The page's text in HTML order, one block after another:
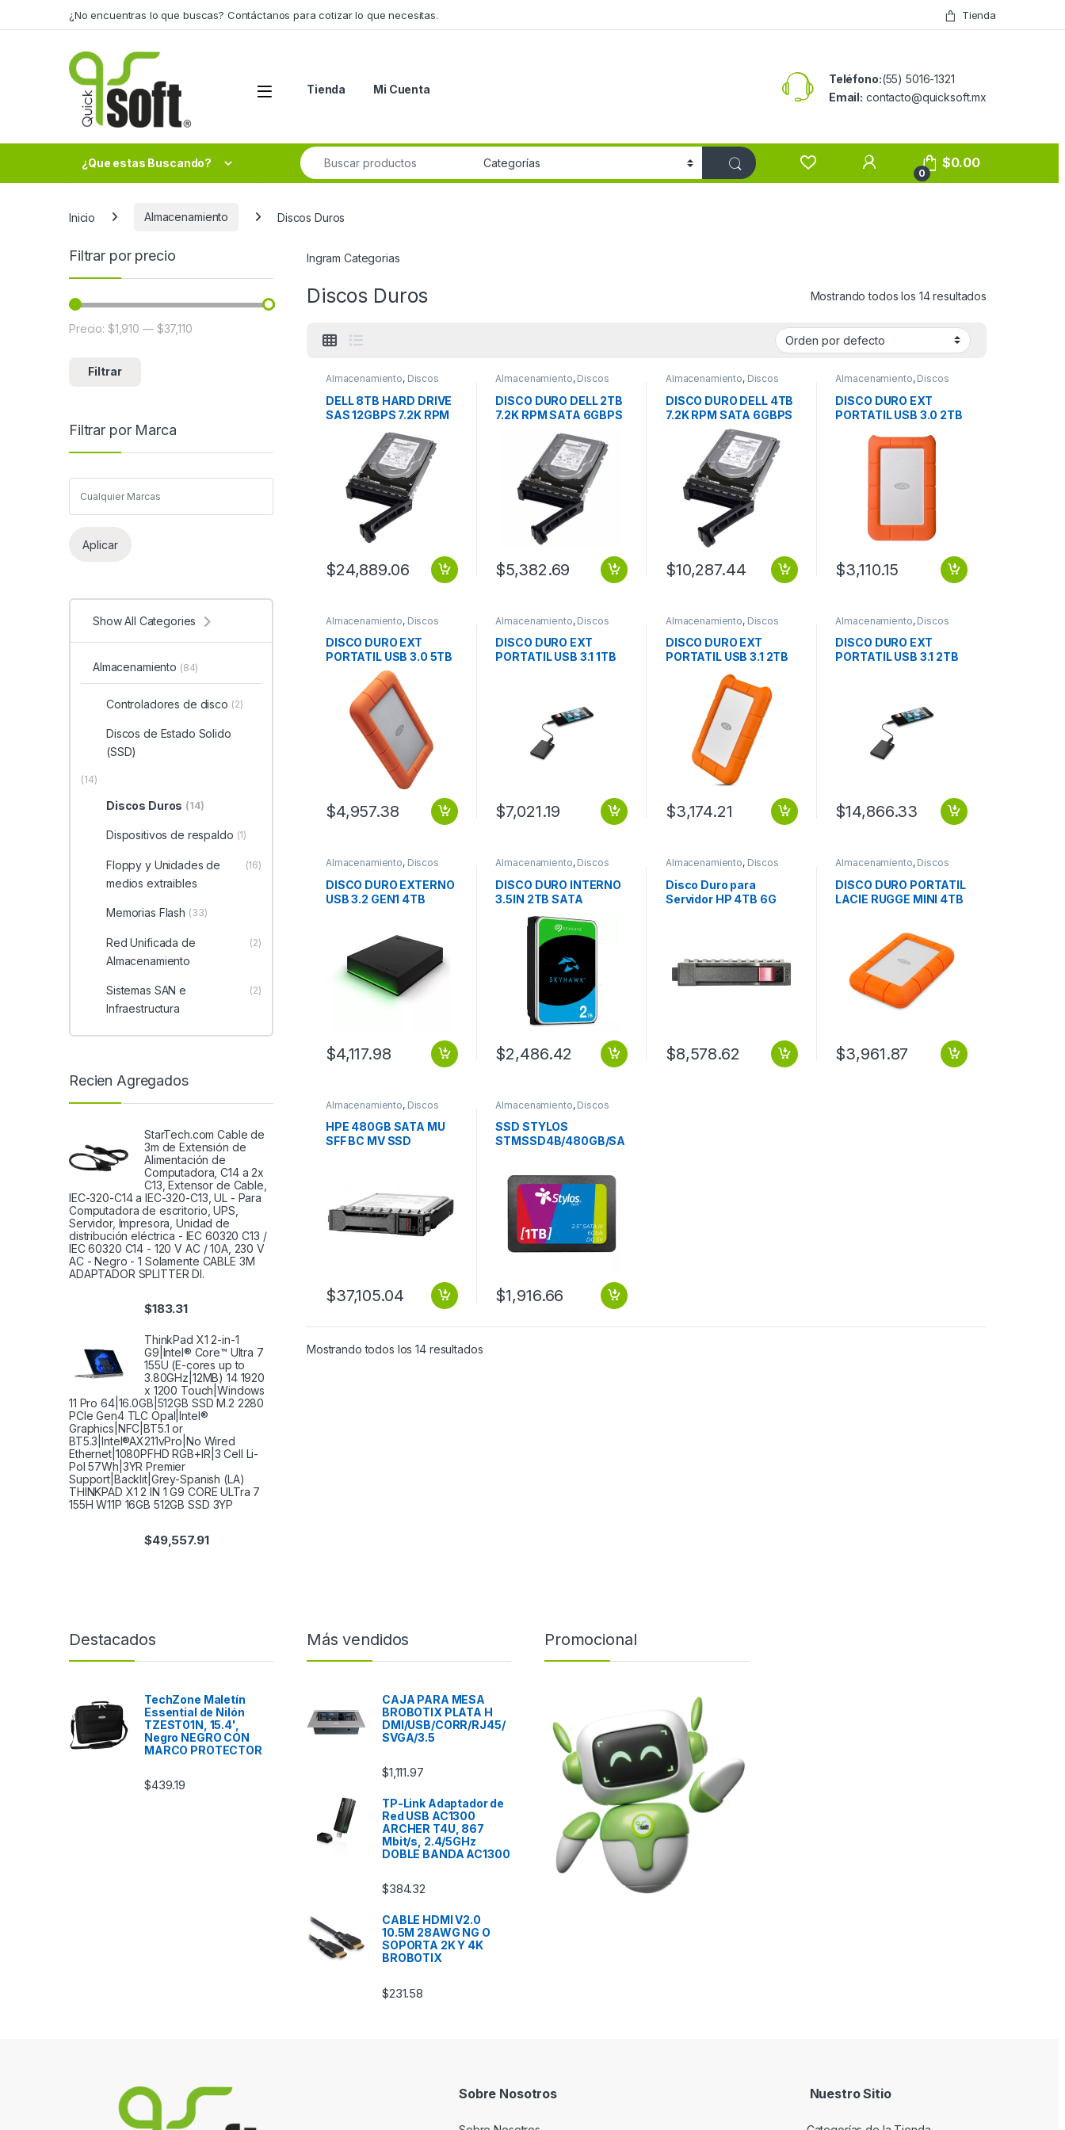
¿No encuentras lo que buscas? Contáctanos para cotizar lo que necesitas. Tienda
Tienda Mi Cuenta
Teléfono:(55) 5016-1321
Email: contacto@quicksoft.mx
¿Que estas Buscando?
Search for:
0
$0.00
Inicio Almacenamiento Discos Duros
Ingram Categorias
Discos Duros Mostrando todos los 14 resultados
Almacenamiento, Discos
DELL 8TB HARD DRIVE
SAS 12GBPS 7.2K RPM
512E 3.5IN HOT PLUG
$24,889.06
Almacenamiento, Discos
DISCO DURO DELL 2TB
7.2K RPM SATA 6GBPS
PARA R2 Disco Duro
Dell – 3.5″ Interno – 2TB
– SATA (SATA/600) –
7200rpm
$5,382.69
Almacenamiento, Discos
DISCO DURO DELL 4TB
7.2K RPM SATA 6GBPS
DE 3.5IN HOTPLUG
PARA R2 Disco Duro
Dell – 3.5″ Interno – 4TB
– SATA (SATA/600) –
Servidor Dispositivo
compatible – 7200rpm
$10,287.44
Almacenamiento, Discos
DISCO DURO EXT
PORTATIL USB 3.0 2TB
$3,110.15
Almacenamiento, Discos
DISCO DURO EXT
PORTATIL USB 3.0 5TB
WIN/MAC 2YR RUGGED
$4,957.38
Almacenamiento, Discos
DISCO DURO EXT
PORTATIL USB 3.1 1TB
$7,021.19
Almacenamiento, Discos
DISCO DURO EXT
PORTATIL USB 3.1 2TB
USB-C 2YR RUGGED
$3,174.21
Almacenamiento, Discos
DISCO DURO EXT
PORTATIL USB 3.1 2TB
$14,866.33
Almacenamiento, Discos
DISCO DURO EXTERNO
USB 3.2 GEN1 4TB
$4,117.98
Almacenamiento, Discos
DISCO DURO INTERNO
3.5IN 2TB SATA
5400RPM 256MB 3YR
SKYHAWK
$2,486.42
Almacenamiento, Discos
Disco Duro para
Servidor HP 4TB 6G
$8,578.62
Almacenamiento, Discos
DISCO DURO PORTATIL
LACIE RUGGE MINI 4TB
$3,961.87
Almacenamiento, Discos
HPE 480GB SATA MU
SFF BC MV SSD
$37,105.04
Almacenamiento, Discos
SSD STYLOS
STMSSD4B/480GB/SA
$1,916.66
Mostrando todos los 14 resultados
Filtrar por precio
Precio mínimo
Precio máximo
Filtrar
Precio: $1,910 — $37,110
Filtrar por Marca
Aplicar
Show All Categories
Almacenamiento (84)
Controladores de disco (2)
Discos de Estado Solido
(SSD)
(14)
Discos Duros (14)
Dispositivos de respaldo (1)
Floppy y Unidades de
medios extraibles
(16)
Memorias Flash (33)
Red Unificada de
Almacenamiento
(2)
Sistemas SAN e
Infraestructura
(2)
Recien Agregados
StarTech.com Cable de
3m de Extensión de
Alimentación de
Computadora, C14 a 2x
C13, Extensor de Cable,
IEC-320-C14 a IEC-320-C13, UL - Para
Computadora de escritorio, UPS,
Servidor, Impresora, Unidad de
distribución eléctrica - IEC 60320 C13 /
IEC 60320 C14 - 120 V AC / 10A, 230 V
AC - Negro - 1 Solamente CABLE 3M
ADAPTADOR SPLITTER DI.
$183.31
ThinkPad X1 2-in-1
G9|Intel® Core™ Ultra 7
155U (E-cores up to
3.80GHz|12MB) 14 1920
x 1200 Touch|Windows
11 Pro 64|16.0GB|512GB SSD M.2 2280
PCIe Gen4 TLC Opal|Intel®
Graphics|NFC|BT5.1 or
BT5.3|Intel®AX211vPro|No Wired
Ethernet|1080PFHD RGB+IR|3 Cell Li-
Pol 57Wh|3YR Premier
Support|Backlit|Grey-Spanish (LA)
THINKPAD X1 2 IN 1 G9 CORE ULTra 7
155H W11P 16GB 512GB SSD 3YP
$49,557.91
Destacados
TechZone Maletín
Essential de Nilón
TZEST01N, 15.4',
Negro NEGRO CON
MARCO PROTECTOR
$439.19
Más vendidos
CAJA PARA MESA
BROBOTIX PLATA H
DMI/USB/CORR/RJ45/
SVGA/3.5
$1,111.97
TP-Link Adaptador de
Red USB AC1300
ARCHER T4U, 867
Mbit/s, 2.4/5GHz
DOBLE BANDA AC1300
$384.32
CABLE HDMI V2.0
10.5M 28AWG NG O
SOPORTA 2K Y 4K
BROBOTIX
$231.58
Promocional
Sobre Nosotros Nuestro Sitio